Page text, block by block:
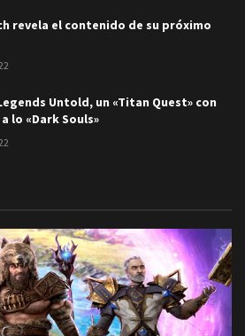
revela el contenido de su próximo
Untold, un «Titan Quest» con
lo «Dark Souls»